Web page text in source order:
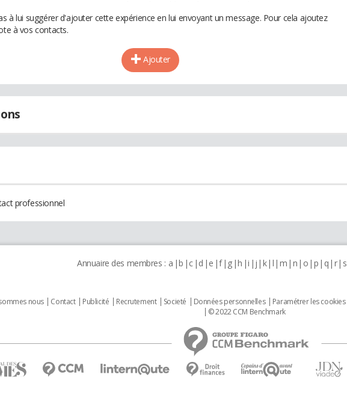
à lui suggérer d'ajouter cette expérience en lui envoyant un message. Pour cela ajoutez
à vos contacts.
Ajouter
professionnel
Annuaire des membres : a b c d e f g h i j k l m n o p q r s
nous Contact Publicité Recrutement Societé Données personnelles Paramétrer les cookies
© 2022 CCM Benchmark